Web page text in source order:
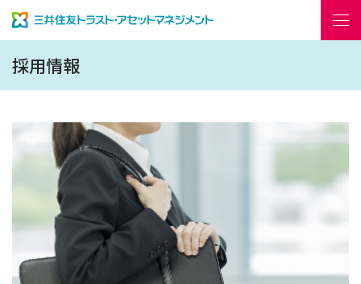
ファンド情報
レポート・コラム
機関投資家の皆様
English
採用情報